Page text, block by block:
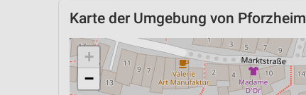
Karte der Umgebung von Pforzheim
+
−